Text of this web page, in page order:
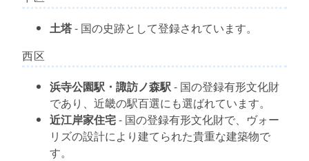
土塔- 国の史跡として登録されています。
西区
浜寺公園駅・諏訪ノ森駅- 国の登録有形文化財
であり、近畿の駅百選にも選ばれています。
近江岸家住宅- 国の登録有形文化財で、ヴォー
リズの設計により建てられた貴重な建築物で
す。